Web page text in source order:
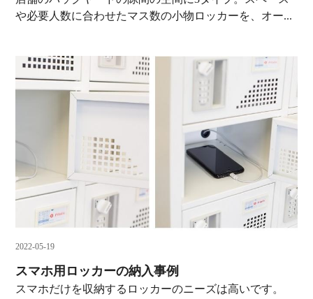
や必要人数に合わせたマス数の小物ロッカーを、オー...
2022-05-19
スマホ用ロッカーの納入事例
スマホだけを収納するロッカーのニーズは高いです。